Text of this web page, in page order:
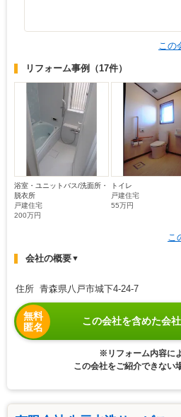
この
リフォーム事例 （17件）
浴室・ユニットバス/洗面所・
脱衣所
戸建住宅
200万円
トイレ
戸建住宅
55万円
こ
会社の概要▼
住所 青森県八戸市城下4-24-7
無料
匿名
この会社を含めた会
※リフォーム内容に
この会社をご紹介できない